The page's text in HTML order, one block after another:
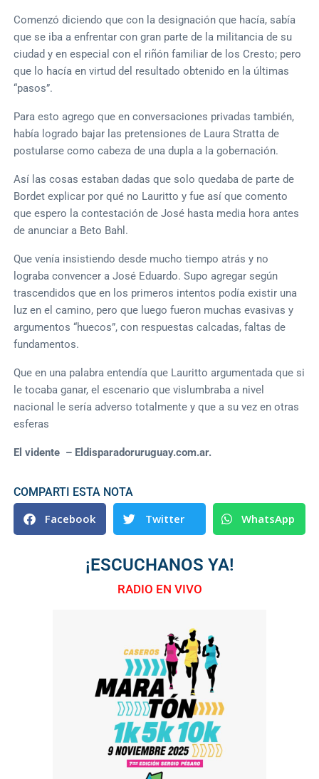
Comenzó diciendo que con la designación que hacía, sabía
que se iba a enfrentar con gran parte de la militancia de su
ciudad y en especial con el riñón familiar de los Cresto; pero
que lo hacía en virtud del resultado obtenido en la últimas
“pasos”.
Para esto agrego que en conversaciones privadas también,
había logrado bajar las pretensiones de Laura Stratta de
postularse como cabeza de una dupla a la gobernación.
Así las cosas estaban dadas que solo quedaba de parte de
Bordet explicar por qué no Lauritto y fue así que comento
que espero la contestación de José hasta media hora antes
de anunciar a Beto Bahl.
Que venía insistiendo desde mucho tiempo atrás y no
lograba convencer a José Eduardo. Supo agregar según
trascendidos que en los primeros intentos podía existir una
luz en el camino, pero que luego fueron muchas evasivas y
argumentos “huecos”, con respuestas calcadas, faltas de
fundamentos.
Que en una palabra entendía que Lauritto argumentada que si
le tocaba ganar, el escenario que vislumbraba a nivel
nacional le sería adverso totalmente y que a su vez en otras
esferas
El vidente – Eldisparadoruruguay.com.ar.
COMPARTI ESTA NOTA
Facebook Twitter WhatsApp
¡ESCUCHANOS YA!
RADIO EN VIVO